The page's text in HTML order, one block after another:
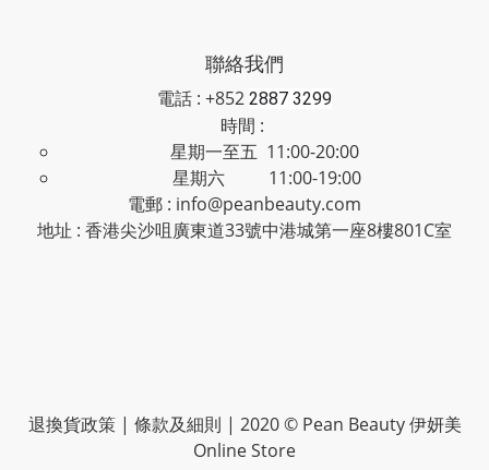
聯絡我們
電話 : +852 2887 3299
時間 :
星期一至五 11:00-20:00
星期六 11:00-19:00
電郵 : info@peanbeauty.com
地址 : 香港尖沙咀廣東道33號中港城第一座8樓801C室
退換貨政策| 條款及細則 | 2020 © Pean Beauty 伊妍美
Online Store